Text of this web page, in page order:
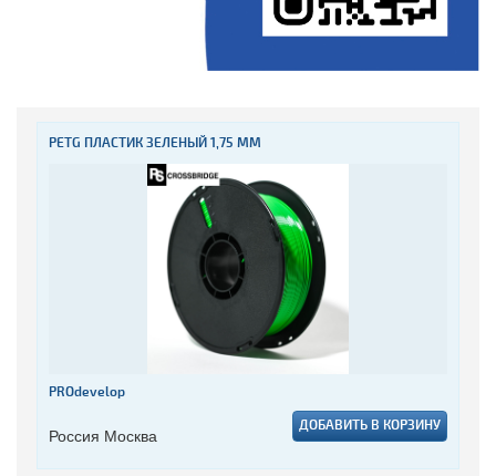
PETG ПЛАСТИК ЗЕЛЕНЫЙ 1,75 ММ
PROdevelop
Россия Москва ДОБАВИТЬ В КОРЗИНУ